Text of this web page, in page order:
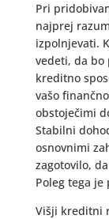
Pri
najprej
izpolnjevati.
vedeti, da bo
kreditno
vašo
obstoječimi
Stabilni
osnovnimi
zagotovilo,
Poleg tega
Višji kreditni